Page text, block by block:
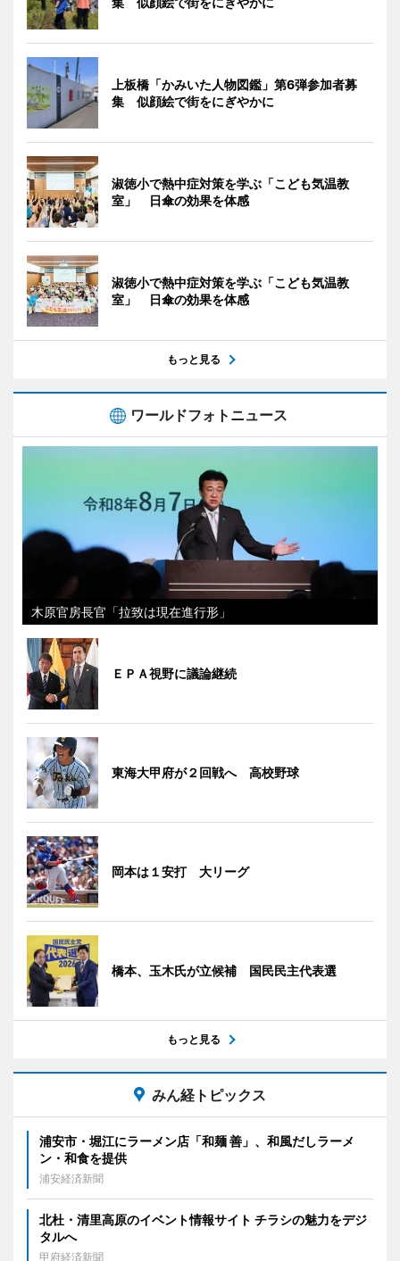
上板橋「かみいた人物図鑑」第6弾参加者募
集 似顔絵で街をにぎやかに
淑徳小で熱中症対策を学ぶ「こども気温教
室」 日傘の効果を体感
淑徳小で熱中症対策を学ぶ「こども気温教
室」 日傘の効果を体感
もっと見る
ワールドフォトニュース
木原官房長官「拉致は現在進行形」
ＥＰＡ視野に議論継続
東海大甲府が２回戦へ 高校野球
岡本は１安打 大リーグ
橋本、玉木氏が立候補 国民民主代表選
もっと見る
みん経トピックス
浦安市・堀江にラーメン店「和麺 善」、和風だしラーメ
ン・和食を提供
浦安経済新聞
北杜・清里高原のイベント情報サイト チラシの魅力をデジ
タルへ
甲府経済新聞